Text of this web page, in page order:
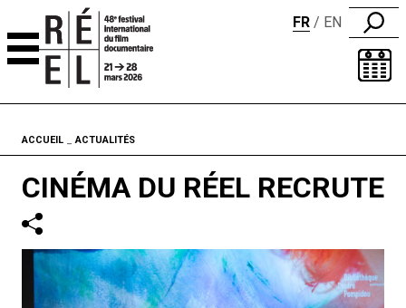
FR EN
Fil d'ariane
ACCUEIL ACTUALITÉS
CINÉMA DU RÉEL RECRUTE